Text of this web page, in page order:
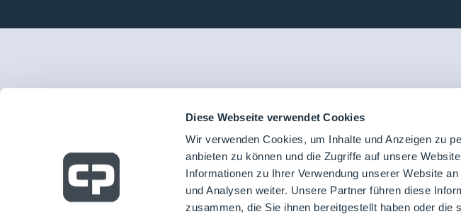
Diese Webseite verwendet Cookies
Wir verwenden Cookies, um Inhalte und Anzeigen zu
anbieten zu können und die Zugriffe auf unsere
Informationen zu Ihrer Verwendung unserer Website
und Analysen weiter. Unsere Partner führen diese
zusammen, die Sie ihnen bereitgestellt haben oder die